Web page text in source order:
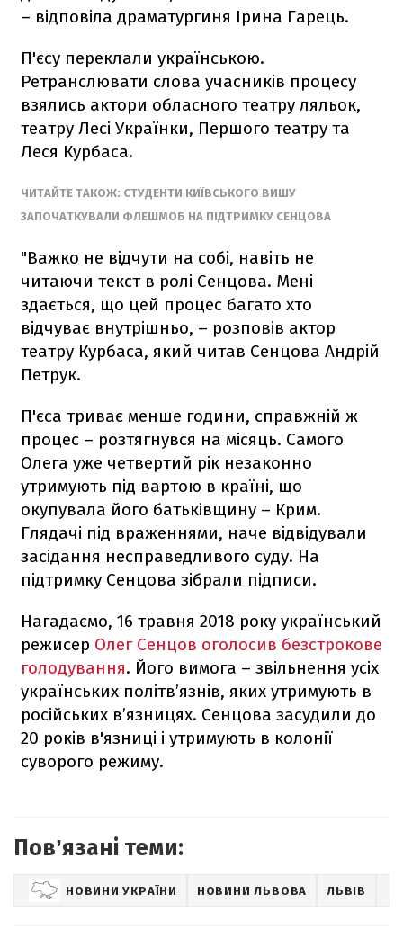
– відповіла драматургиня Ірина Гарець.
П'єсу переклали українською.
Ретранслювати слова учасників процесу
взялись актори обласного театру ляльок,
театру Лесі Українки, Першого театру та
Леся Курбаса.
ЧИТАЙТЕ ТАКОЖ: СТУДЕНТИ КИЇВСЬКОГО ВИШУ
ЗАПОЧАТКУВАЛИ ФЛЕШМОБ НА ПІДТРИМКУ СЕНЦОВА
"Важко не відчути на собі, навіть не
читаючи текст в ролі Сенцова. Мені
здається, що цей процес багато хто
відчуває внутрішньо, – розповів актор
театру Курбаса, який читав Сенцова Андрій
Петрук.
П'єса триває менше години, справжній ж
процес – розтягнувся на місяць. Самого
Олега уже четвертий рік незаконно
утримують під вартою в країні, що
окупувала його батьківщину – Крим.
Глядачі під враженнями, наче відвідували
засідання несправедливого суду. На
підтримку Сенцова зібрали підписи.
Нагадаємо, 16 травня 2018 року український
режисер Олег Сенцов оголосив безстрокове
голодування. Його вимога – звільнення усіх
українських політв’язнів, яких утримують в
російських в’язницях. Сенцова засудили до
20 років в'язниці і утримують в колонії
суворого режиму.
Повʼязані теми:
НОВИНИ УКРАЇНИ НОВИНИ ЛЬВОВА ЛЬВІВ